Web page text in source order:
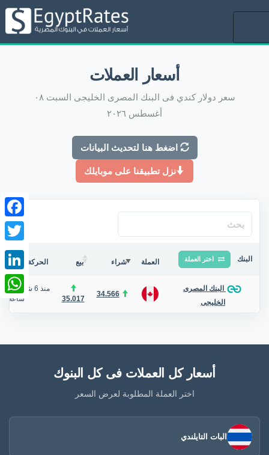
أسعار العملات
سعر دولار كندي فى البنك المصرى الخليجى السبت ٠٨
أغسطس ٢٠٢٦
اضغط هنا لتحديث البيانات
نزل تطبيقنا على موبايلك
البنك اختر العملة العملة شراء بيع الحركة فى
البنك المصرى
الخليجى
34.566
35.017
منذ 6 شهر /منذ
ساعة
أسعار كل العملات فى كل البنوك
اختر العملة المطلوبة لعرض السعر
البات التايلندي